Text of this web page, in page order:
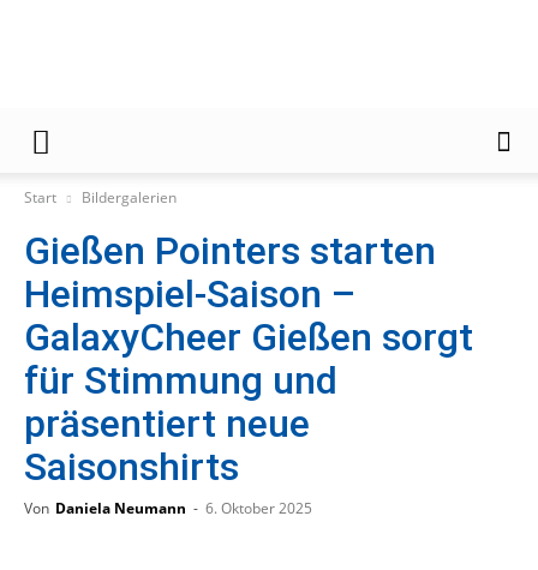
Zeitung
Start Bildergalerien
Gießen Pointers starten
Heimspiel-Saison –
GalaxyCheer Gießen sorgt
für Stimmung und
präsentiert neue
Saisonshirts
Von Daniela Neumann - 6. Oktober 2025